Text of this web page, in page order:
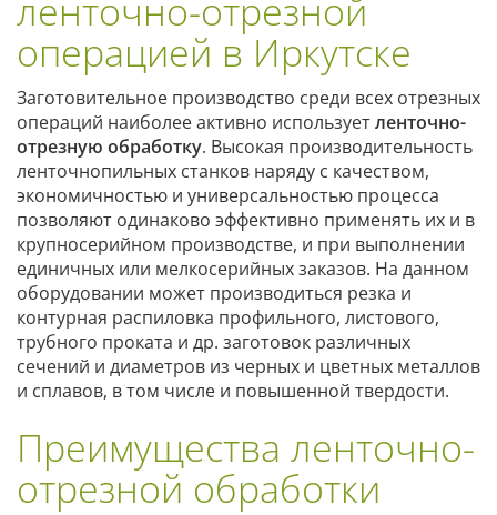
ленточно-отрезной
операцией в Иркутске
Заготовительное производство среди всех отрезных
операций наиболее активно используетленточно-
отрезную обработку. Высокая производительность
ленточнопильных станков наряду с качеством,
экономичностью и универсальностью процесса
позволяют одинаково эффективно применять их и в
крупносерийном производстве, и при выполнении
единичных или мелкосерийных заказов. На данном
оборудовании может производиться резка и
контурная распиловка профильного, листового,
трубного проката и др. заготовок различных
сечений и диаметров из черных и цветных металлов
и сплавов, в том числе и повышенной твердости.
Преимущества ленточно-
отрезной обработки